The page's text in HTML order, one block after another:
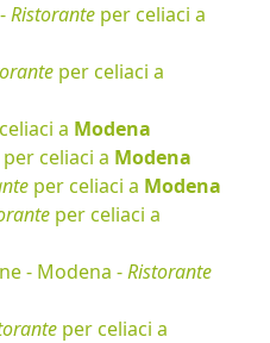
Ristorante per celiaci a
per celiaci a
a Modena
per celiaci a Modena
per celiaci a Modena
per celiaci a
- Modena -Ristorante
per celiaci a